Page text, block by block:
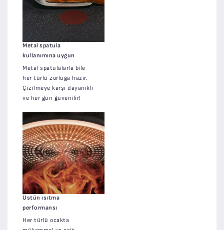
Metal spatula
kullanımına uygun
Metal spatulalarla bile
her türlü zorluğa hazır.
Çizilmeye karşı dayanıklı
ve her gün güvenilir!
Üstün ısıtma
performansı
Her türlü ocakta